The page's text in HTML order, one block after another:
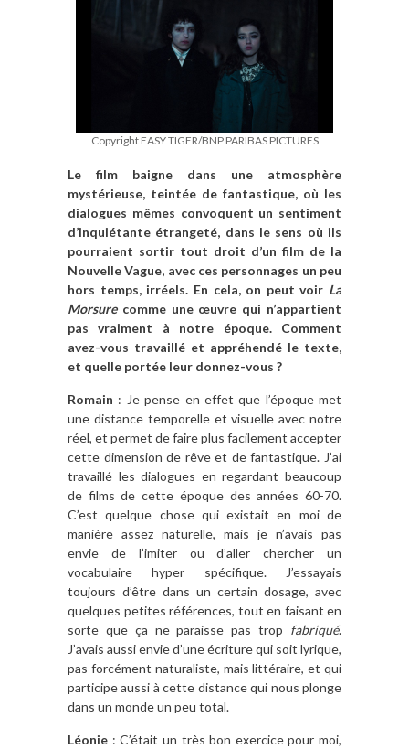
Copyright EASY TIGER/BNP PARIBAS PICTURES
Le film baigne dans une atmosphère
mystérieuse, teintée de fantastique, où les
dialogues mêmes convoquent un sentiment
d’inquiétante étrangeté, dans le sens où ils
pourraient sortir tout droit d’un film de la
Nouvelle Vague, avec ces personnages un peu
hors temps, irréels. En cela, on peut voir La
Morsurecomme une œuvre qui n’appartient
pas vraiment à notre époque. Comment
avez-vous travaillé et appréhendé le texte,
et quelle portée leur donnez-vous ?
Romain : Je pense en effet que l’époque met
une distance temporelle et visuelle avec notre
réel, et permet de faire plus facilement accepter
cette dimension de rêve et de fantastique. J’ai
travaillé les dialogues en regardant beaucoup
de films de cette époque des années 60-70.
C’est quelque chose qui existait en moi de
manière assez naturelle, mais je n’avais pas
envie de l’imiter ou d’aller chercher un
vocabulaire hyper spécifique. J’essayais
toujours d’être dans un certain dosage, avec
quelques petites références, tout en faisant en
sorte que ça ne paraisse pas trop fabriqué.
J’avais aussi envie d’une écriture qui soit lyrique,
pas forcément naturaliste, mais littéraire, et qui
participe aussi à cette distance qui nous plonge
dans un monde un peu total.
Léonie : C’était un très bon exercice pour moi,